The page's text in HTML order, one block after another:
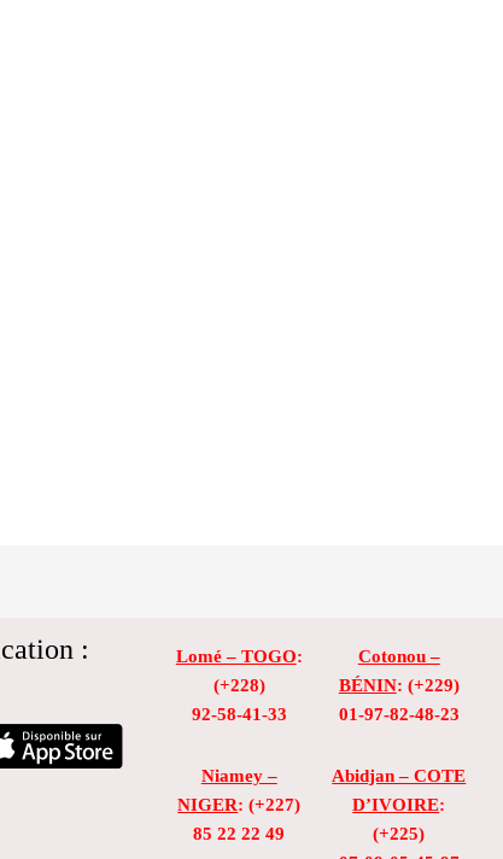
: Lomé – TOGO:
(+228)
92-58-41-33
Niamey –
NIGER: (+227)
85 22 22 49
Cotonou –
BÉNIN: (+229)
01-97-82-48-23
Abidjan – COTE
D’IVOIRE:
(+225)